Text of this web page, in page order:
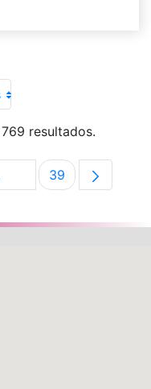
resultados.
intermedias Use
Página
39